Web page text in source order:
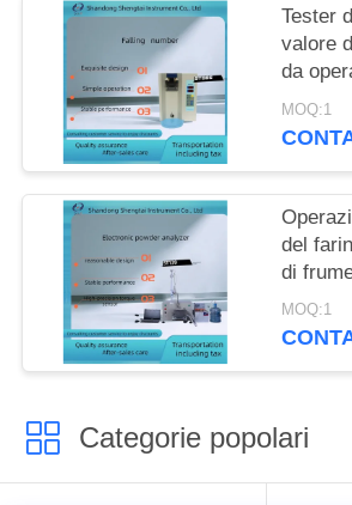
Tester
valore
da
di
ST006
MOQ:1
del
di
della
dello
MOQ:1
Categorie popolari